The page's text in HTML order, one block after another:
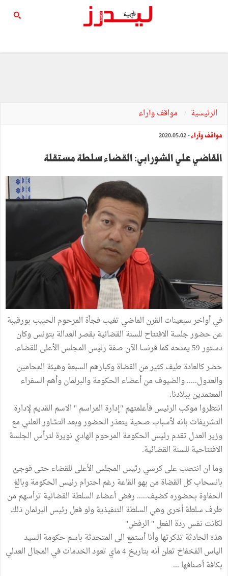
الرئيسية مواقف وآراء
مواقف وآراء- 2020.05.02
القاضي علي الشورابي: القضاء سلطة مستقلة
في أواخر سبعينات القرن الماضي تغيب فجأة المرحوم الحبيب بورقيبة
عن حضور جلسة الافتتاح للسنة القضائية بقصر العدالة بتونس وكان
دستور 59 يمنحه كما فرنسا الآن صفة رئيس المجلس الأعلى للقضاء.
حضر كالعادة طيف كثير من القضاة وكبارهم السبعة وهيئة المحامين
والعدول..... والضيوف من أعضاء الحكومة والبرلمان وأهم السفراء
المعتمدين ببلادنا.
انتظروا موكب الرئيس فأعلمتهم "إدارة المراسم " الاسم القديم لإدارة
التشريفات بانه لأسباب صحية يتعذر الحضور وبعد التشاور العلني مع
وزير العدل تقدم رئيس الحكومة المرحوم الهادي نويرة لترأس الجلسة
الافتتاحية للسنة القضائية.
وما ان انتصب على كرسي رئيس المجلس الأعلى للقضاء حتى فوجئ
بانسحاب كل القضاة من بهو القاعة رغم احترام رئيس الحكومة وبالغ
الحفاوة بحضوره كضيف..... رفض أعضاء السلطة القضائية ترأسهم من
طرف سلطة أخرى وهي السلطة التنفيذية ولو فعل رئيس البرلمان ذلك
لكانت نفس ردة الفعل " الرفض"
هذه الحادثة تذكرتها وأنا أستمع الى المتحدثة باسم حكومة السيد
الياس الفخفاخ تعلن أنه بتاريخ 4 ماي تعود الخدمات في المجال العدلي
بكافة أصنافها ...